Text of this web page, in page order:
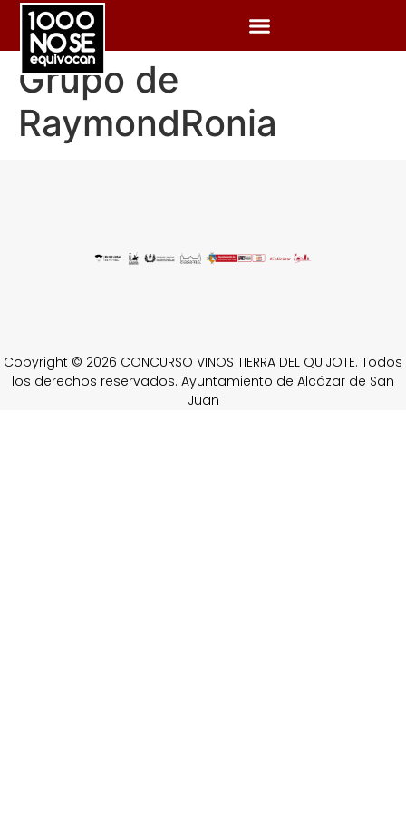
Grupo de
RaymondRonia
Copyright © 2026 CONCURSO VINOS TIERRA DEL QUIJOTE. Todos
los derechos reservados. Ayuntamiento de Alcázar de San
Juan